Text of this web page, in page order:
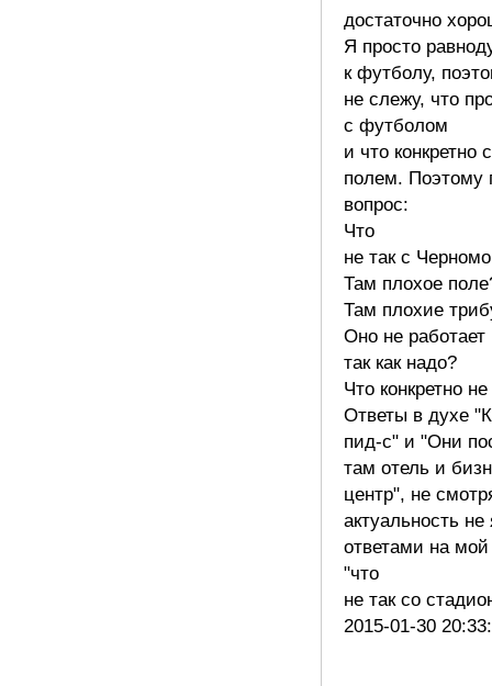
достаточно
Я просто
к футболу,
не слежу, что
с футболом
и что конкретно
полем. Поэтому
вопрос:
Что
не так с
Там плохое
Там плохие
Оно не работает
так как надо?
Что конкретно не
Ответы в духе
пид-с" и "Они
там отель и
центр", не
актуальность
ответами на мой
"что
не так со
2015-01-30